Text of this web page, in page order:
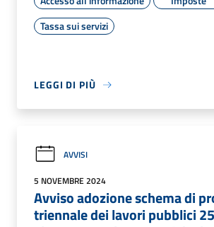
Tassa sui servizi
LEGGI DI PIÙ
AVVISI
5 NOVEMBRE 2024
Avviso adozione schema di
triennale dei lavori pubblici